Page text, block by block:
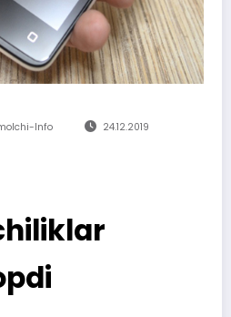
Info 24.12.2019